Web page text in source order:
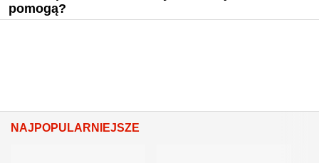
pomogą?
NAJPOPULARNIEJSZE